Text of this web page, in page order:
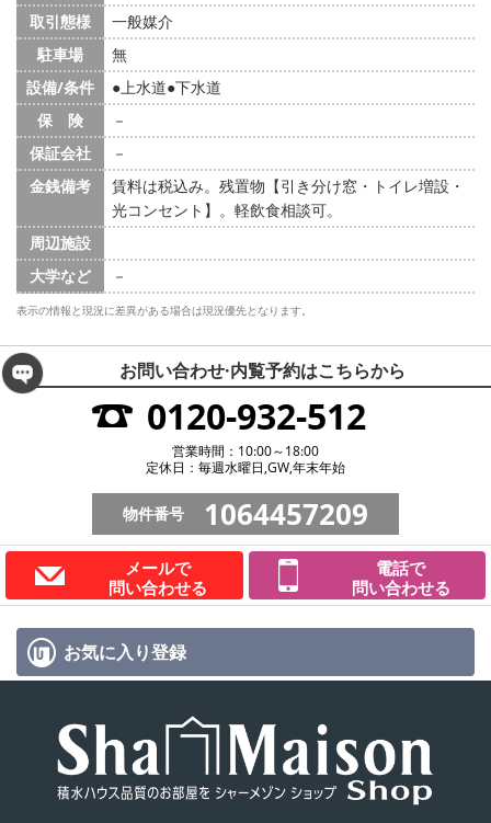
取引態様
一般媒介
駐車場
無
設備/条件
上水道 下水道
保 険
－
保証会社
－
金銭備考
賃料は税込み。残置物【引き分け窓・トイレ増設・
光コンセント】。軽飲食相談可。
周辺施設
大学など
－
表示の情報と現況に差異がある場合は現況優先となります。
お問い合わせ·内覧予約はこちらから
0120-932-512
営業時間：10:00～18:00
定休日：毎週水曜日,GW,年末年始
物件番号 1064457209
メールで
問い合わせる
電話で
問い合わせる
お気に入り登録